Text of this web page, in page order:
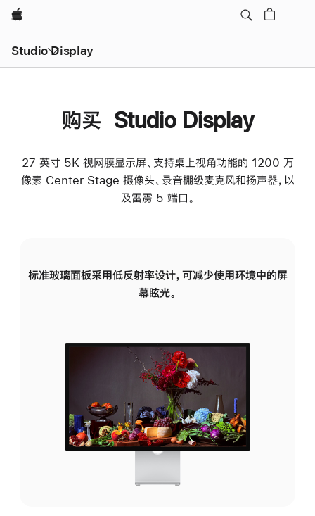
Apple
Studio Display
购买 Studio Display
27 英寸 5K 视网膜显示屏、支持桌上视角功能的 1200 万
像素 Center Stage 摄像头、录音棚级麦克风和扬声器，以
及雷雳 5 端口。
标准玻璃面板采用低反射率设计，可减少使用环境中的屏
幕眩光。